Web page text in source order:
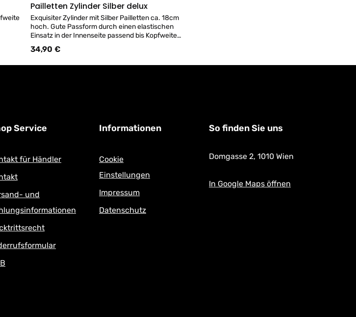
Details
Pailletten Zylinder Silber delux
Exquisiter Zylinder mit Silber Pailletten ca. 18cm
hoch. Gute Passform durch einen elastischen
Einsatz in der Innenseite passend bis Kopfweite
60.
Regulärer Preis:
34,90 €
Service
für Händler
und
Informationen
Cookie
Einstellungen
Impressum
Datenschutz
So finden Sie uns
Domgasse 2, 1010 Wien
In Google Maps öffnen